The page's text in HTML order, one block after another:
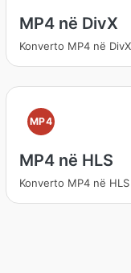
MP4 në DivX
Konverto MP4 në DivX
MP4
MP4 në HLS
Konverto MP4 në HLS